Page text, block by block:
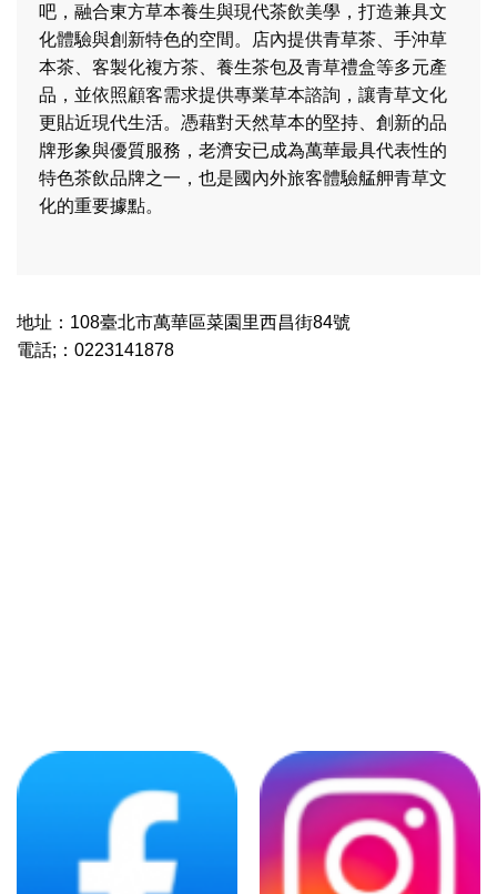
吧，融合東方草本養生與現代茶飲美學，打造兼具文
化體驗與創新特色的空間。店內提供青草茶、手沖草
本茶、客製化複方茶、養生茶包及青草禮盒等多元產
品，並依照顧客需求提供專業草本諮詢，讓青草文化
更貼近現代生活。憑藉對天然草本的堅持、創新的品
牌形象與優質服務，老濟安已成為萬華最具代表性的
特色茶飲品牌之一，也是國內外旅客體驗艋舺青草文
化的重要據點。
地址：108臺北市萬華區菜園里西昌街84號
電話;：0223141878